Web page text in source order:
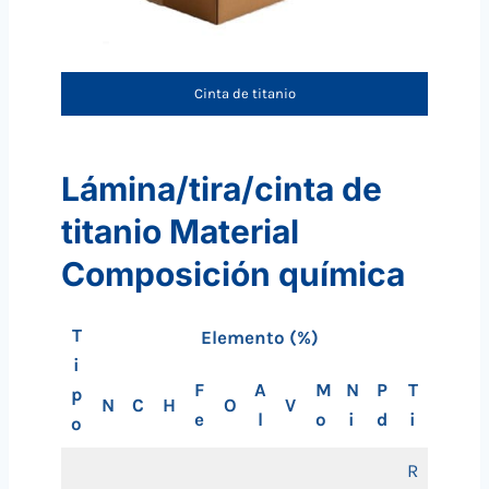
Cinta de titanio
Lámina/tira/cinta de
titanio Material
Composición química
T
i
p
o
Elemento (%)
N C H
F
e
O
A
l
V
M
o
N
i
P
d
T
i
R